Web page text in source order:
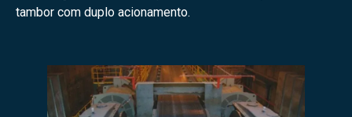
tambor com duplo acionamento.